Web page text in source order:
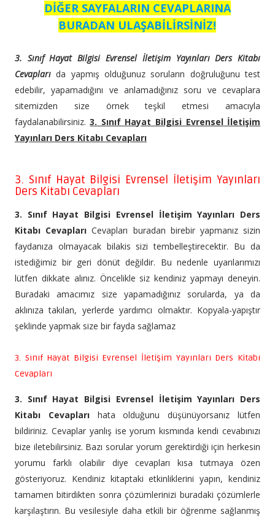
DİĞER SAYFALARIN CEVAPLARINA
BURADAN ULAŞABİLİRSİNİZ!
3. Sınıf Hayat Bilgisi Evrensel İletişim Yayınları Ders Kitabı
Cevaplarıda yapmış olduğunuz soruların doğruluğunu test
edebilir, yapamadığını ve anlamadığınız soru ve cevaplara
sitemizden size örnek teşkil etmesi amacıyla
faydalanabilirsiniz.3. Sınıf Hayat Bilgisi Evrensel İletişim
Yayınları Ders Kitabı Cevapları
3. Sınıf Hayat Bilgisi Evrensel İletişim Yayınları
Ders Kitabı Cevapları
3. Sınıf Hayat Bilgisi Evrensel İletişim Yayınları Ders
Kitabı Cevapları Cevapları buradan birebir yapmanız sizin
faydanıza olmayacak bilakis sizi tembelleştirecektir. Bu da
istediğimiz bir geri dönüt değildir. Bu nedenle uyarılarımızı
lütfen dikkate alınız. Öncelikle siz kendiniz yapmayı deneyin.
Buradaki amacımız size yapamadığınız sorularda, ya da
aklınıza takılan, yerlerde yardımcı olmaktır. Kopyala-yapıştır
şeklinde yapmak size bir fayda sağlamaz
3. Sınıf Hayat Bilgisi Evrensel İletişim Yayınları Ders Kitabı
Cevapları
3. Sınıf Hayat Bilgisi Evrensel İletişim Yayınları Ders
Kitabı Cevaplarıhata olduğunu düşünüyorsanız lütfen
bildiriniz. Cevaplar yanlış ise yorum kısmında kendi cevabınızı
bize iletebilirsiniz. Bazı sorular yorum gerektirdiği için herkesin
yorumu farklı olabilir diye cevapları kısa tutmaya özen
gösteriyoruz. Kendiniz kitaptaki etkinliklerini yapın, kendiniz
tamamen bitirdikten sonra çözümlerinizi buradaki çözümlerle
karşılaştırın. Bu vesilesiyle daha etkili bir öğrenme sağlanmış